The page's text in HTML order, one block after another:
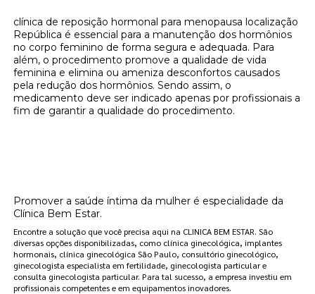
clínica de reposição hormonal para menopausa localização
República é essencial para a manutenção dos hormônios
no corpo feminino de forma segura e adequada. Para
além, o procedimento promove a qualidade de vida
feminina e elimina ou ameniza desconfortos causados
pela redução dos hormônios. Sendo assim, o
medicamento deve ser indicado apenas por profissionais a
fim de garantir a qualidade do procedimento.
Promover a saúde íntima da mulher é especialidade da
Clínica Bem Estar.
Encontre a solução que você precisa aqui na CLINICA BEM ESTAR. São
diversas opções disponibilizadas, como clínica ginecológica, implantes
hormonais, clínica ginecológica São Paulo, consultório ginecológico,
ginecologista especialista em fertilidade, ginecologista particular e
consulta ginecologista particular. Para tal sucesso, a empresa investiu em
profissionais competentes e em equipamentos inovadores.